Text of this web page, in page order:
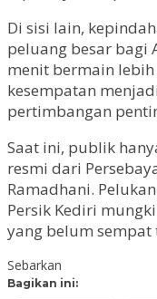
Di sisi lain,
peluang besar bagi
menit bermain
kesempatan
pertimbangan
Saat ini, publik
resmi dari
Ramadhani.
Persik Kediri
yang belum sempat
Sebarkan
Bagikan ini: